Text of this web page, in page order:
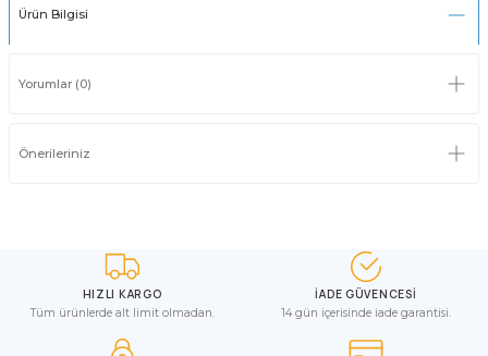
Ürün Bilgisi
Yorumlar (0)
Önerileriniz
HIZLI KARGO
Tüm ürünlerde alt limit olmadan.
İADE GÜVENCESİ
14 gün içerisinde iade garantisi.